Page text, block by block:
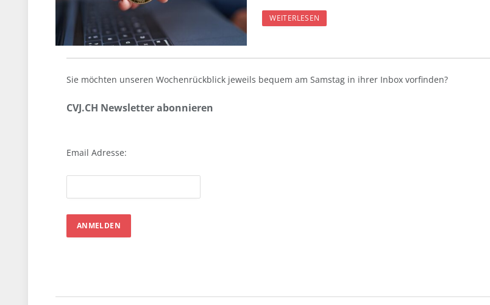
WEITERLESEN
Sie möchten unseren Wochenrückblick jeweils bequem am Samstag in ihrer Inbox vorfinden?
CVJ.CH Newsletter abonnieren
Email Adresse: